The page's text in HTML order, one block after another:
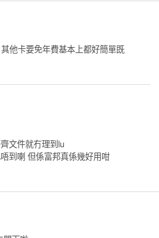
他卡要免年費基本上都好簡單既
文件就冇理到lu
到喇 但係富邦真係幾好用咁